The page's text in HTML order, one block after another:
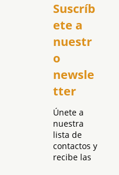
Suscríb
ete a
nuestr
o
newsle
tter
Únete a
nuestra
lista de
contactos y
recibe las